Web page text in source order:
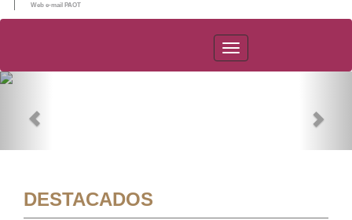
Web e-mail PAOT
PAOT
DESTACADOS